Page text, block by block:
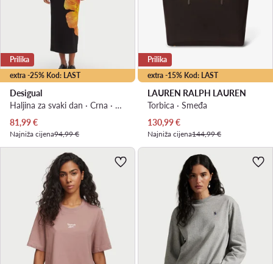
extra -25% Kod: LAST
Prilika
Desigual
Haljina za svaki dan · Crna · Midi
Trenutna cijena
81,99€
Najniža cijena94,99 €
extra -15% Kod: LAST
Prilika
LAUREN RALPH LAUREN
Torbica · Smeđa
Trenutna cijena
130,99€
Najniža cijena144,99 €